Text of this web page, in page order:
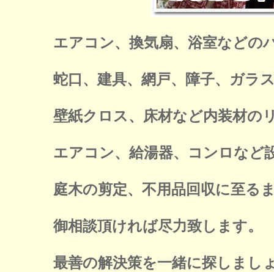
エアコン、換気扇、浴室などの
蛇口、建具、網戸、障子、ガラ
壁紙クロス、床材など内装材の
エアコン、給湯器、コンロなど
庭木の剪定、不用品回収に至る
御相談頂ければ尽力致します。
最善の解決策を一緒に探しまし